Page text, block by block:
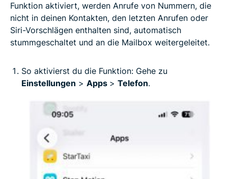
Funktion aktiviert, werden Anrufe von Nummern, die
nicht in deinen Kontakten, den letzten Anrufen oder
Siri-Vorschlägen enthalten sind, automatisch
stummgeschaltet und an die Mailbox weitergeleitet.
So aktivierst du die Funktion: Gehe zu
Einstellungen > Apps > Telefon.